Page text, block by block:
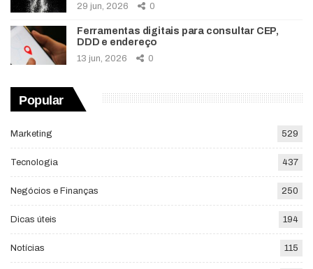
29 jun, 2026 0
Ferramentas digitais para consultar CEP,
DDD e endereço
13 jun, 2026 0
Popular
Marketing 529
Tecnologia 437
Negócios e Finanças 250
Dicas úteis 194
Notícias 115